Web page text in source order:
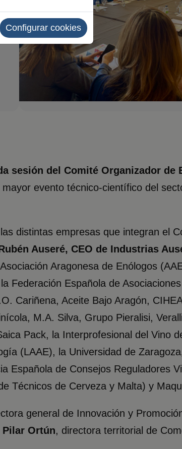
sesión del Comité Organizador de
evento técnico-científico del
distintas empresas que integran el
Auseré, CEO de Industrias
Aragonesa de Enólogos
Federación Española de
Cariñena, Aceite Bajo Aragón,
M.A. Silva, Grupo Pieralisi,
Pack, la Interprofesional del Vino
(LAAE), la Universidad de
Española de Consejos Reguladores
Técnicos de Cerveza y Malta) y
general de Innovación y
Pilar Ortún, directora territorial de
Configurar cookies